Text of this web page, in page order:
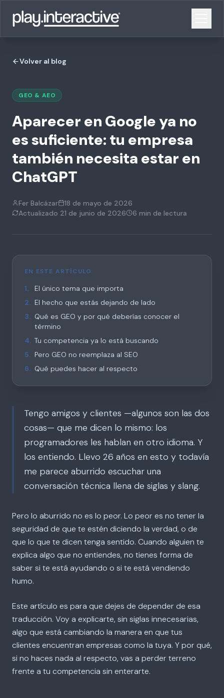
Volver al blog
GEO & AEO
Aparecer en Google ya no
es suficiente: tu empresa
también necesita estar en
ChatGPT
Fer Balcázar
18 de mayo de 2026
Actualizado 21 de junio de 2026 6 min de lectura
EN ESTE ARTÍCULO
1.
El único tema que importa
2. El hecho que estás dejando de lado
3. Qué es GEO y por qué deberías conocer el
término
4. Tu competencia ya lo está buscando
5. Pero GEO no reemplaza al SEO
6. Qué puedes hacer al respecto
Tengo amigos y clientes —algunos son las dos
cosas— que me dicen lo mismo: los
programadores les hablan en otro idioma. Y
los entiendo. Llevo 26 años en esto y todavía
me parece aburrido escuchar una
conversación técnica llena de siglas y slang.
Pero lo aburrido no es lo peor. Lo peor es no tener la
seguridad de que te estén diciendo la verdad, o de
que lo que te dicen tenga sentido. Cuando alguien te
explica algo que no entiendes, no tienes forma de
saber si te está ayudando o si te está vendiendo
humo.
Este artículo es para que dejes de depender de esa
traducción. Voy a explicarte, sin siglas innecesarias,
algo que está cambiando la manera en que tus
clientes encuentran empresas como la tuya. Y por qué,
si no haces nada al respecto, vas a perder terreno
frente a tu competencia sin enterarte.